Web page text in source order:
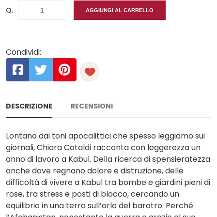
Q. AGGIUNGI AL CARRELLO
Condividi:
DESCRIZIONE RECENSIONI
Lontano dai toni apocalittici che spesso leggiamo sui
giornali, Chiara Cataldi racconta con leggerezza un
anno di lavoro a Kabul. Della ricerca di spensieratezza
anche dove regnano dolore e distruzione, delle
difficoltà di vivere a Kabul tra bombe e giardini pieni di
rose, tra stress e posti di blocco, cercando un
equilibrio in una terra sull’orlo del baratro. Perché